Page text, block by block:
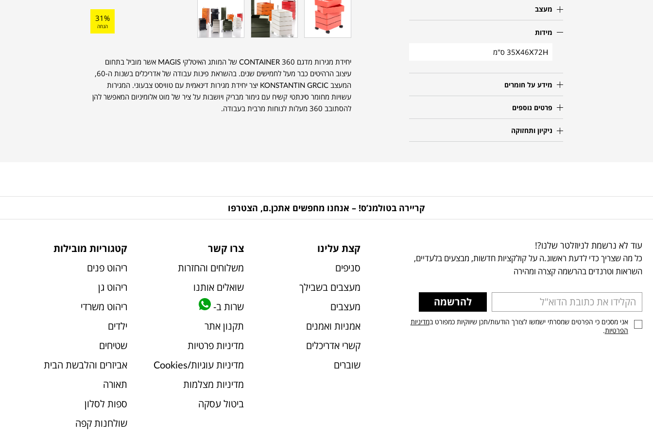
מעצב
מידות
35X46X72H ס"מ
מידע על חומרים
פרטים נוספים
ניקיון ותחזוקה
31%
הנחה
יחידת מגירות מדגם CONTAINER 360 של המותג האיטלקי MAGIS אשר מוביל בתחום
עיצוב הרהיטים כבר מעל לחמישים שנים. בהשראת פינות עבודה של אדריכלים בשנות ה-60,
המעצב KONSTANTIN GRCIC יצר יחידת מגירות דינאמית עם טוויסט צבעוני. המגירות
עשויות מחומר סינתטי קשיח עם גימור מבריק ויושבות על ציר של מוט אלומיניום המאפשר להן
להסתובב 360 מעלות לנוחות מרבית בעבודה.
קריירה בטולמנ’ס! – אנחנו מחפשים אתכן.ם, הצטרפו
עוד לא נרשמת לניוזלטר שלנו?!
כל מה שצריך כדי לדעת ראשונ.ה על קולקציות חדשות, מבצעים בלעדיים,
השראות וטרנדים בהרשמה קצרה ומהירה
להרשמה
אני מסכים כי הפרטים שמסרתי ישמשו לצורך הודעות/תכן שיווקיות כמפורט במדיניות
הפרטיות.
קצת עלינו
סניפים
מעצבים בשבילך
מעצבים
אמניות ואמנים
קשרי אדריכלים
שוברים
צרו קשר
משלוחים והחזרות
שואלים אותנו
שרות ב-
תקנון אתר
מדיניות פרטיות
מדיניות עוגיות/Cookies
מדיניות מצלמות
ביטול עסקה
קטגוריות מובילות
ריהוט פנים
ריהוט גן
ריהוט משרדי
ילדים
שטיחים
אביזרים והלבשת הבית
תאורה
ספות לסלון
שולחנות קפה